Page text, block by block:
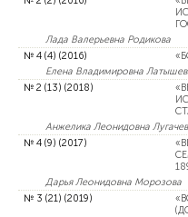
Лада Валерьевна Родикова
№ 4 (4) (2016)
Елена Владимировна
№ 2 (13) (2018)
Анжелика Леонидовна
№ 4 (9) (2017)
Дарья Леонидовна Морозова
№ 3 (21) (2019)